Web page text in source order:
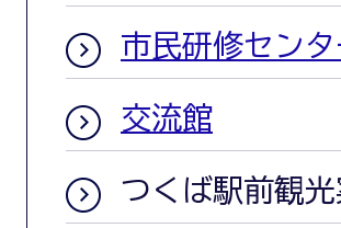
市民研修センタ
交流館
つくば駅前観